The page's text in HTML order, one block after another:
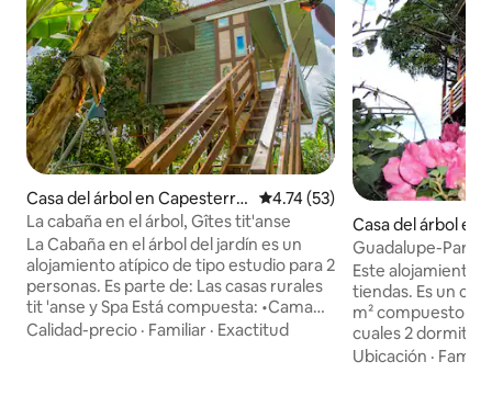
Casa del árbol en Capesterre
-de-Marie-Galante
Calificación promedio: 4.74 de
4.74 (53)
La cabaña en el árbol, Gîtes tit'anse
La Cabaña en el árbol del jardín es un
alojamiento atípico de tipo estudio para 2
personas. Es parte de: Las casas rurales
tit 'anse y Spa Está compuesta: •Cama
colgante de 160. •Una piscina
Calidad-precio · Familiar · Exactitud
Casa del árbol en
e
Guadalupe-
Este alojamiento
tiendas. Es un
m² compuesto
cuales 2
terrazas
Ubicación ·